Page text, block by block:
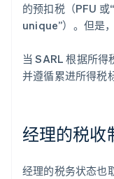
的预扣税（PFU
unique”）。但是
当 SARL 根据所得
并遵循累进所得税
经理的税收
经理的税务状态也